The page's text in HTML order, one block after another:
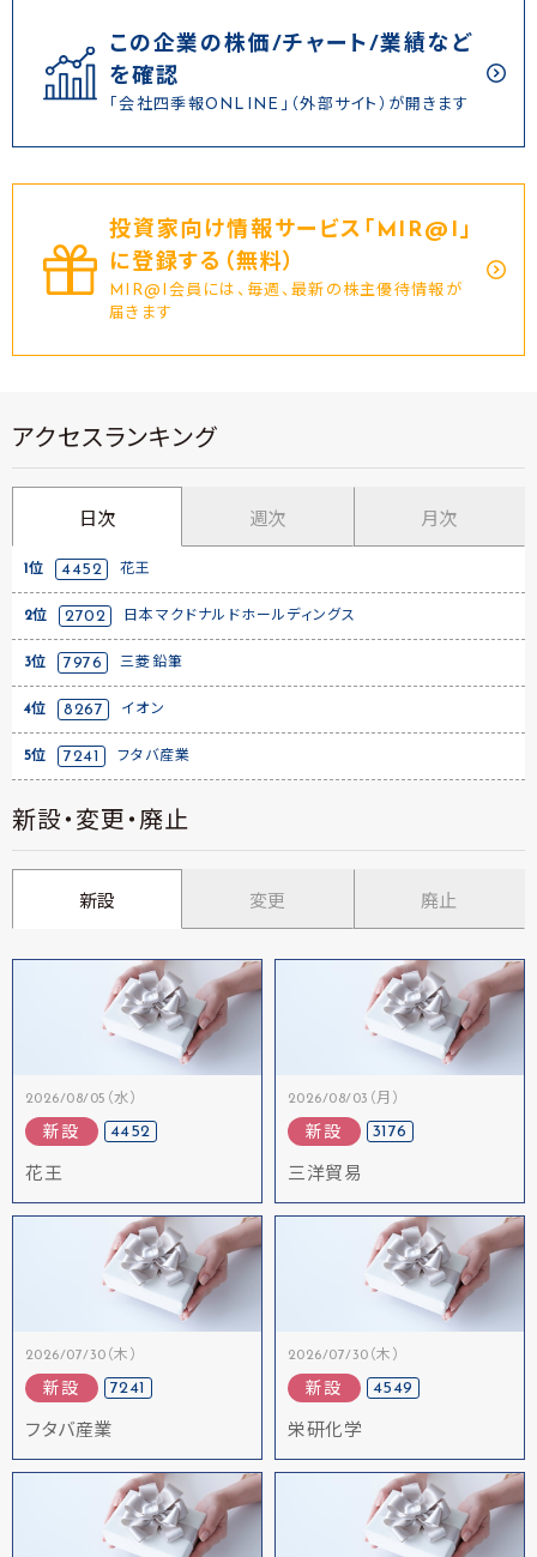
この企業の株価/チャート/業績など
を確認
「会社四季報ONLINE」（外部サイト）が開きます
投資家向け情報サービス｢MIR@I｣
に登録する（無料）
MIR@I会員には、毎週、最新の株主優待情報が
届きます
アクセスランキング
日次 週次 月次
1位 4452 花王
2位 2702 日本マクドナルドホールディングス
3位 7976 三菱鉛筆
4位 8267 イオン
5位 7241 フタバ産業
新設・変更・廃止
新設 変更 廃止
2026/08/05（水）
新設 4452
花王
2026/08/03（月）
新設 3176
三洋貿易
2026/07/30（木）
新設 7241
フタバ産業
2026/07/30（木）
新設 4549
栄研化学